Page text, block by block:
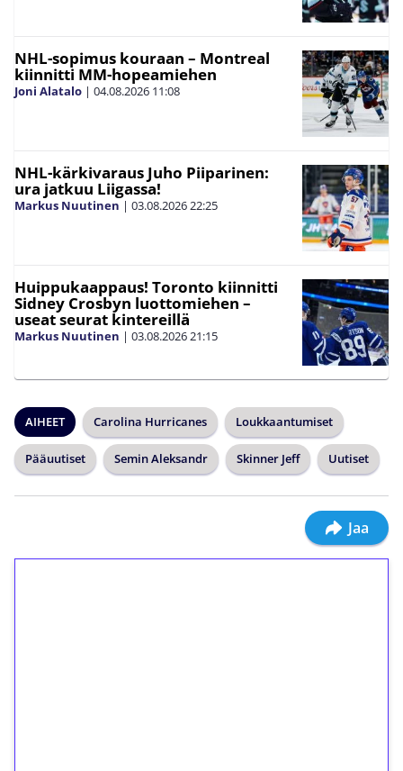
NHL-sopimus kouraan – Montreal
kiinnitti MM-hopeamiehen
Joni Alatalo | 04.08.2026 11:08
NHL-kärkivaraus Juho Piiparinen:
ura jatkuu Liigassa!
Markus Nuutinen | 03.08.202622:25
Huippukaappaus! Toronto kiinnitti
Sidney Crosbyn luottomiehen –
useat seurat kintereillä
Markus Nuutinen | 03.08.202621:15
AIHEET Carolina Hurricanes Loukkaantumiset
Pääuutiset Semin Aleksandr Skinner Jeff Uutiset
Jaa